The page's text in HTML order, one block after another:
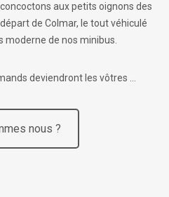
aux petits oignons des
de Colmar, le tout véhiculé
moderne de nos minibus.
deviendront les vôtres …
nous ?